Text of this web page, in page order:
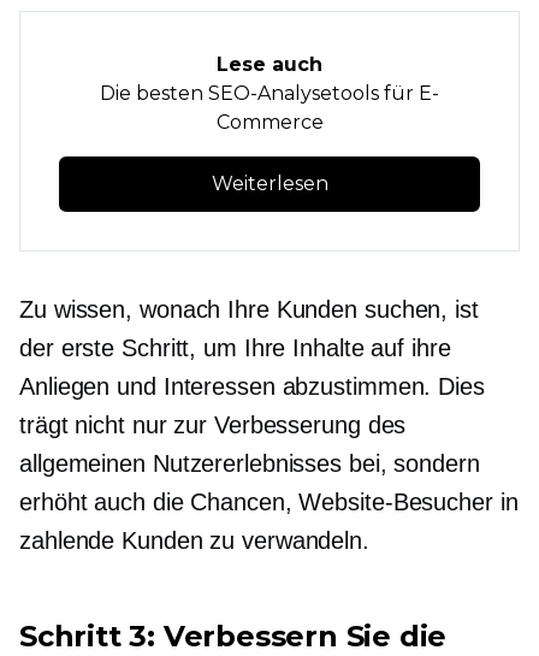
Lese auch
Die besten SEO-Analysetools für E-
Commerce
Weiterlesen
Zu wissen, wonach Ihre Kunden suchen, ist
der erste Schritt, um Ihre Inhalte auf ihre
Anliegen und Interessen abzustimmen. Dies
trägt nicht nur zur Verbesserung des
allgemeinen Nutzererlebnisses bei, sondern
erhöht auch die Chancen, Website-Besucher in
zahlende Kunden zu verwandeln.
Schritt 3: Verbessern Sie die